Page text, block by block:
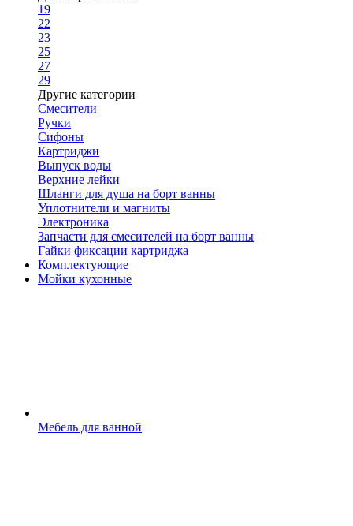
19
22
23
25
27
29
Другие категории
Смесители
Ручки
Сифоны
Картриджи
Выпуск воды
Верхние лейки
Шланги для душа на борт ванны
Уплотнители и магниты
Электроника
Запчасти для смесителей на борт ванны
Гайки фиксации картриджа
Комплектующие
Мойки кухонные
Мебель для ванной